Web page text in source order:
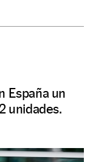
España un
unidades.